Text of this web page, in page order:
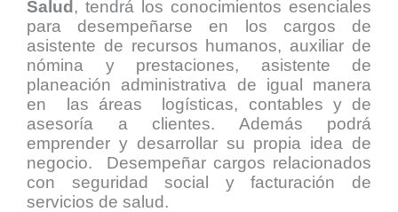
Salud , tendrá los conocimientos esenciales
para desempeñarse en los cargos de
asistente de recursos humanos, auxiliar de
nómina y prestaciones, asistente de
planeación administrativa de igual manera
en las áreas logísticas, contables y de
asesoría a clientes. Además podrá
emprender y desarrollar su propia idea de
negocio. Desempeñar cargos relacionados
con seguridad social y facturación de
servicios de salud.